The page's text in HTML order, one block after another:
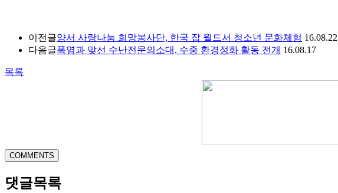
이전글양서 사랑나눔 희망봉사단, 한국 잡 월드서 청소년 문화체험 16.08.22
다음글폭염과 맞선 수난전문의소대, 수중 환경정화 활동 전개 16.08.17
목록
COMMENTS
댓글목록